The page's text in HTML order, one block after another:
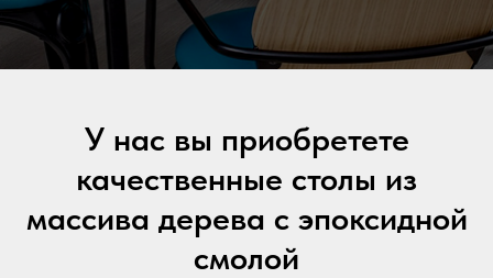
У нас вы приобретете
качественные столы из
массива дерева с эпоксидной
смолой